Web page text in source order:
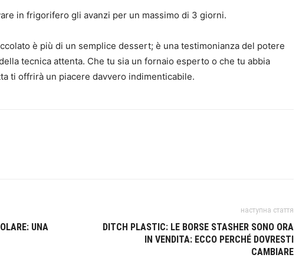
in frigorifero gli avanzi per un massimo di 3 giorni.
è più di un semplice dessert; è una testimonianza del potere
tecnica attenta. Che tu sia un fornaio esperto o che tu abbia
ti offrirà un piacere davvero indimenticabile.
UNA
наступна стаття
DITCH PLASTIC: LE BORSE STASHER SONO ORA
IN VENDITA: ECCO PERCHÉ DOVRESTI
CAMBIARE